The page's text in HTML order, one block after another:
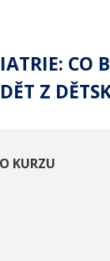
CO
Z
KURZU